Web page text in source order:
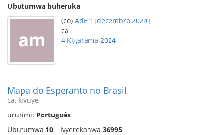
Ubutumwa buheruka
(eo) AdE": [decembro 2024]
ca
4 Kigarama 2024
Mapa do Esperanto no Brasil
ca, kivuye
ururimi: Português
Ubutumwa 10 Ivyerekanwa 36995